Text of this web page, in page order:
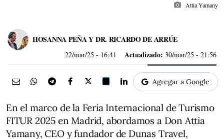
photo_camera Attia Yamany
HOSANNA PEÑA Y DR. RICARDO DE ARRÚE
22/mar/25 - 16:41 Actualizado: 30/mar/25 - 21:56
Agregar a Google
En el marco de la Feria Internacional de Turismo
FITUR 2025 en Madrid, abordamos a Don Attia
Yamany, CEO y fundador de Dunas Travel,